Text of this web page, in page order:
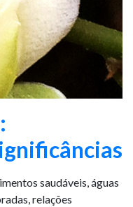
saudáveis, águas
relações